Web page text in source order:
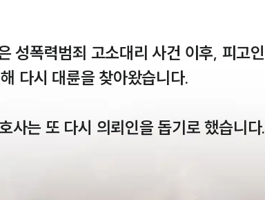
성폭력범죄 고소대리 사건 이후, 피고인
다시 대륜을 찾아왔습니다.
사는 또 다시 의뢰인을 돕기로 했습니다.